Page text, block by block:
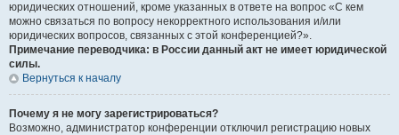
юридических отношений, кроме указанных в ответе на вопрос «С кем
можно связаться по вопросу некорректного использования и/или
юридических вопросов, связанных с этой конференцией?».
Примечание переводчика: в России данный акт не имеет юридической
силы.
Вернуться к началу
Почему я не могу зарегистрироваться?
Возможно, администратор конференции отключил регистрацию новых